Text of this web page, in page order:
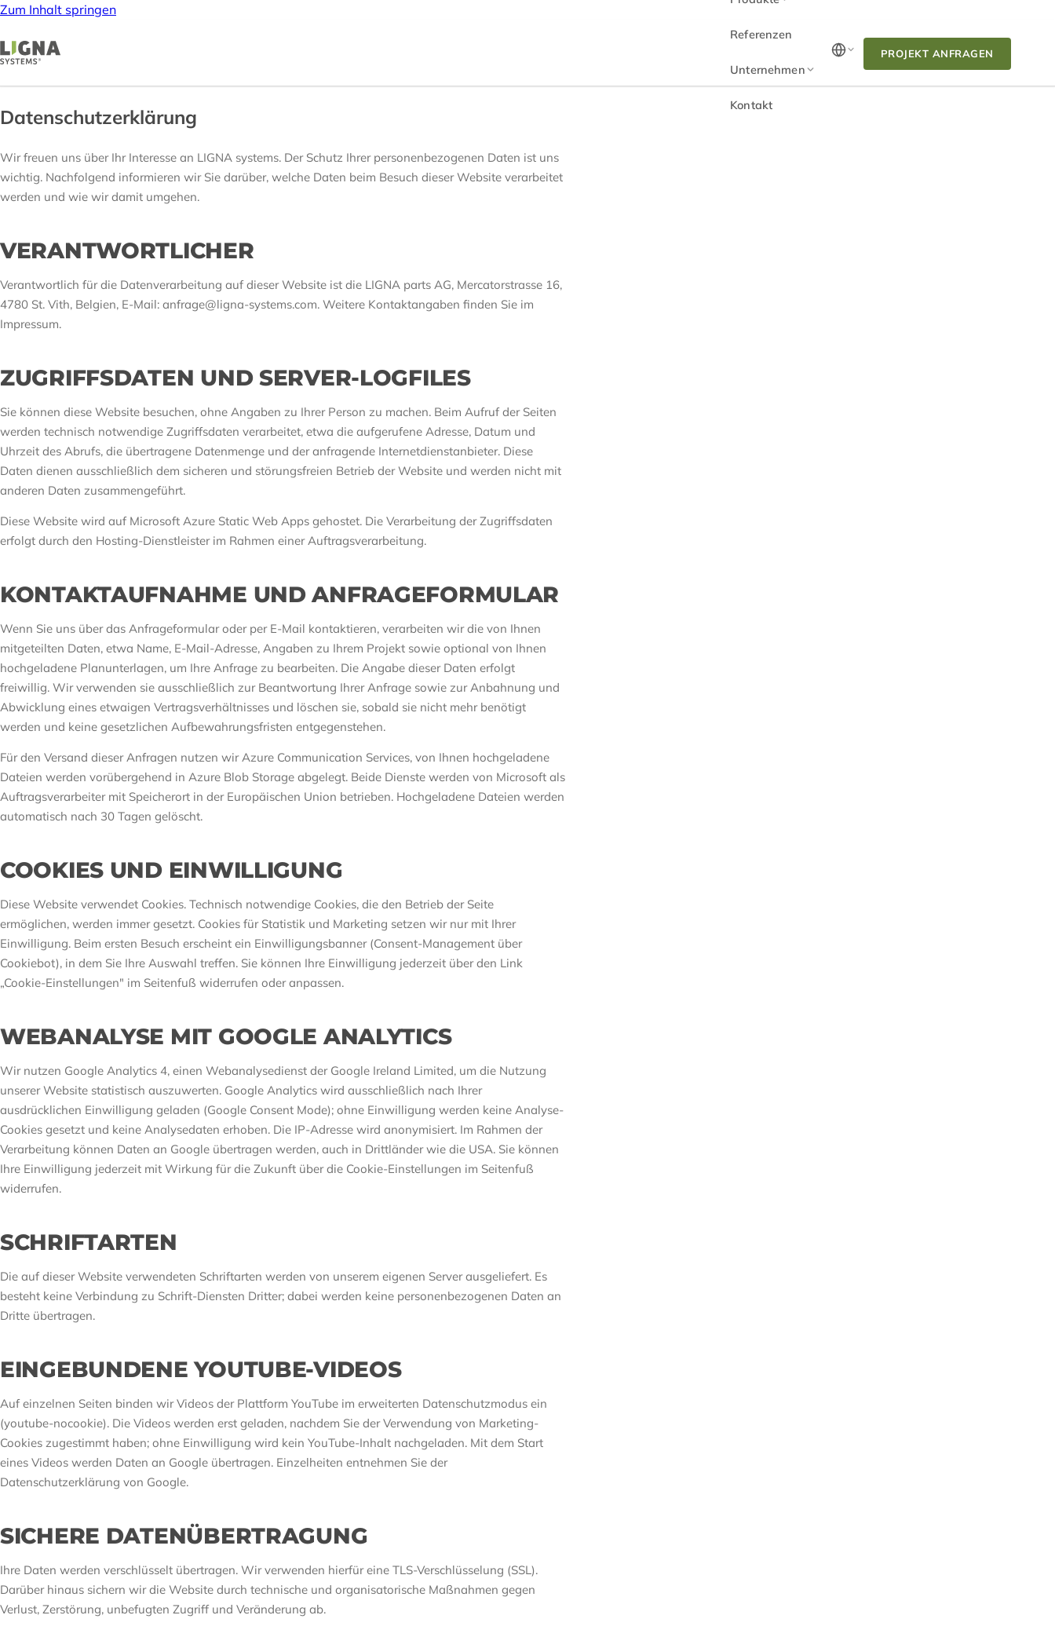
Zum Inhalt springen
Referenzen
Unternehmen
Kontakt
PROJEKT ANFRAGEN
Datenschutzerklärung
Wir freuen uns über Ihr Interesse an LIGNA systems. Der Schutz Ihrer personenbezogenen Daten ist uns
wichtig. Nachfolgend informieren wir Sie darüber, welche Daten beim Besuch dieser Website verarbeitet
werden und wie wir damit umgehen.
VERANTWORTLICHER
Verantwortlich für die Datenverarbeitung auf dieser Website ist die LIGNA parts AG, Mercatorstrasse 16,
4780 St. Vith, Belgien, E-Mail: anfrage@ligna-systems.com. Weitere Kontaktangaben finden Sie im
Impressum.
ZUGRIFFSDATEN UND SERVER-LOGFILES
Sie können diese Website besuchen, ohne Angaben zu Ihrer Person zu machen. Beim Aufruf der Seiten
werden technisch notwendige Zugriffsdaten verarbeitet, etwa die aufgerufene Adresse, Datum und
Uhrzeit des Abrufs, die übertragene Datenmenge und der anfragende Internetdienstanbieter. Diese
Daten dienen ausschließlich dem sicheren und störungsfreien Betrieb der Website und werden nicht mit
anderen Daten zusammengeführt.
Diese Website wird auf Microsoft Azure Static Web Apps gehostet. Die Verarbeitung der Zugriffsdaten
erfolgt durch den Hosting-Dienstleister im Rahmen einer Auftragsverarbeitung.
KONTAKTAUFNAHME UND ANFRAGEFORMULAR
Wenn Sie uns über das Anfrageformular oder per E-Mail kontaktieren, verarbeiten wir die von Ihnen
mitgeteilten Daten, etwa Name, E-Mail-Adresse, Angaben zu Ihrem Projekt sowie optional von Ihnen
hochgeladene Planunterlagen, um Ihre Anfrage zu bearbeiten. Die Angabe dieser Daten erfolgt
freiwillig. Wir verwenden sie ausschließlich zur Beantwortung Ihrer Anfrage sowie zur Anbahnung und
Abwicklung eines etwaigen Vertragsverhältnisses und löschen sie, sobald sie nicht mehr benötigt
werden und keine gesetzlichen Aufbewahrungsfristen entgegenstehen.
Für den Versand dieser Anfragen nutzen wir Azure Communication Services, von Ihnen hochgeladene
Dateien werden vorübergehend in Azure Blob Storage abgelegt. Beide Dienste werden von Microsoft als
Auftragsverarbeiter mit Speicherort in der Europäischen Union betrieben. Hochgeladene Dateien werden
automatisch nach 30 Tagen gelöscht.
COOKIES UND EINWILLIGUNG
Diese Website verwendet Cookies. Technisch notwendige Cookies, die den Betrieb der Seite
ermöglichen, werden immer gesetzt. Cookies für Statistik und Marketing setzen wir nur mit Ihrer
Einwilligung. Beim ersten Besuch erscheint ein Einwilligungsbanner (Consent-Management über
Cookiebot), in dem Sie Ihre Auswahl treffen. Sie können Ihre Einwilligung jederzeit über den Link
„Cookie-Einstellungen" im Seitenfuß widerrufen oder anpassen.
WEBANALYSE MIT GOOGLE ANALYTICS
Wir nutzen Google Analytics 4, einen Webanalysedienst der Google Ireland Limited, um die Nutzung
unserer Website statistisch auszuwerten. Google Analytics wird ausschließlich nach Ihrer
ausdrücklichen Einwilligung geladen (Google Consent Mode); ohne Einwilligung werden keine Analyse-
Cookies gesetzt und keine Analysedaten erhoben. Die IP-Adresse wird anonymisiert. Im Rahmen der
Verarbeitung können Daten an Google übertragen werden, auch in Drittländer wie die USA. Sie können
Ihre Einwilligung jederzeit mit Wirkung für die Zukunft über die Cookie-Einstellungen im Seitenfuß
widerrufen.
SCHRIFTARTEN
Die auf dieser Website verwendeten Schriftarten werden von unserem eigenen Server ausgeliefert. Es
besteht keine Verbindung zu Schrift-Diensten Dritter; dabei werden keine personenbezogenen Daten an
Dritte übertragen.
EINGEBUNDENE YOUTUBE-VIDEOS
Auf einzelnen Seiten binden wir Videos der Plattform YouTube im erweiterten Datenschutzmodus ein
(youtube-nocookie). Die Videos werden erst geladen, nachdem Sie der Verwendung von Marketing-
Cookies zugestimmt haben; ohne Einwilligung wird kein YouTube-Inhalt nachgeladen. Mit dem Start
eines Videos werden Daten an Google übertragen. Einzelheiten entnehmen Sie der
Datenschutzerklärung von Google.
SICHERE DATENÜBERTRAGUNG
Ihre Daten werden verschlüsselt übertragen. Wir verwenden hierfür eine TLS-Verschlüsselung (SSL).
Darüber hinaus sichern wir die Website durch technische und organisatorische Maßnahmen gegen
Verlust, Zerstörung, unbefugten Zugriff und Veränderung ab.